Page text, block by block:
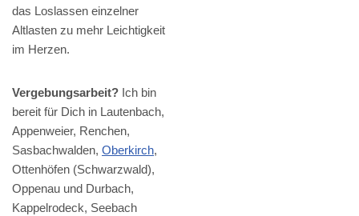
das Loslassen einzelner
Altlasten zu mehr Leichtigkeit
im Herzen.
Vergebungsarbeit? Ich bin
bereit für Dich in Lautenbach,
Appenweier, Renchen,
Sasbachwalden, Oberkirch,
Ottenhöfen (Schwarzwald),
Oppenau und Durbach,
Kappelrodeck, Seebach